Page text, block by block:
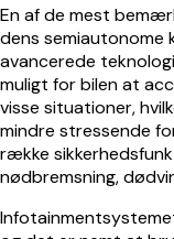
En af de mest
dens semiautonome
avancerede
muligt for bilen at
visse situationer,
mindre stressende
række
nødbremsning,